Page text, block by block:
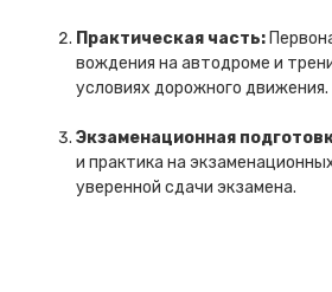
Практическая часть:
вождения на автодроме и
условиях дорожного движения.
Экзаменационная
и практика на
уверенной сдачи экзамена.